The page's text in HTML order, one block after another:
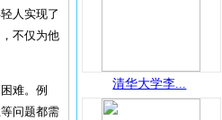
人实现了
不仅为他
难。例
问题都需
清华大学李...